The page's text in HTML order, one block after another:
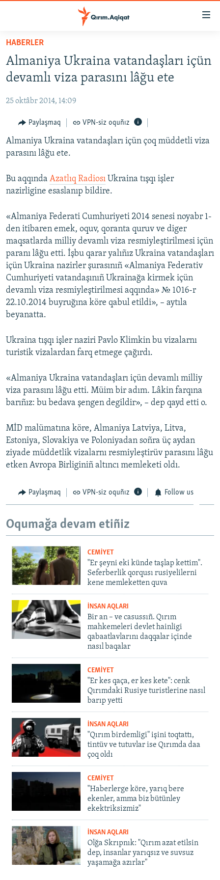
Esas
qaytmaq
Baş
qaytmaq
qaytmaq
HABERLER
SİYASET
CEMİYET
MEDENİYET
İNSAN AQLARI
VİDEO
SÜRET
BLOGLAR
FİKİR
Русский
Українською
QOŞULIÑIZ!
HABERLER
Almaniya Ukraina vatandaşları içün
devamlı viza parasını lâğu ete
25 oktâbr 2014, 14:09
Paylaşmaq VPN-siz oquñız
Almaniya Ukraina vatandaşları içün çoq müddetli viza
parasını lâğu ete.
Bu aqqında Azatlıq Radiosı Ukraina tışqı işler
nazirligine esaslanıp bildire.
«Almaniya Federati Cumhuriyeti 2014 senesi noyabr 1-
den itibaren emek, oquv, qoranta quruv ve diger
maqsatlarda milliy devamlı viza resmiyleştirilmesi içün
paranı lâğu etti. İşbu qarar yalıñız Ukraina vatandaşları
içün Ukraina nazirler şurasınıñ «Almaniya Federativ
Cumhuriyeti vatandaşınıñ Ukrainağa kirmek içün
devamlı viza resmiyleştirilmesi aqqında» № 1016-r
22.10.2014 buyruğına köre qabul etildi», – aytıla
beyanatta.
Ukraina tışqı işler naziri Pavlo Klimkin bu vizalarnı
turistik vizalardan farq etmege çağırdı.
«Almaniya Ukraina vatandaşları içün devamlı milliy
viza parasını lâğu etti. Müim bir adım. Lâkin farqına
barıñız: bu bedava şengen degildir», – dep qayd etti o.
MİD malümatına köre, Almaniya Latviya, Litva,
Estoniya, Slovakiya ve Poloniyadan soñra üç aydan
ziyade müddetlik vizalarnı resmiyleştirüv parasını lâğu
etken Avropa Birliginiñ altıncı memleketi oldı.
Paylaşmaq VPN-siz oquñız Follow us
Oqumağa devam etiñiz
CEMİYET
"Er şeyni eki künde taşlap kettim".
Seferberlik qorqusı rusiyelilerni
kene memleketten quva
İNSAN AQLARI
Bir an – ve casussıñ. Qırım
mahkemeleri devlet hainligi
qabaatlavlarını daqqalar içinde
nasıl baqalar
CEMİYET
"Er kes qaça, er kes kete": cenk
Qırımdaki Rusiye turistlerine nasıl
barıp yetti
İNSAN AQLARI
"Qırım birdemligi" işini toqtattı,
tintüv ve tutuvlar ise Qırımda daa
çoq oldı
CEMİYET
"Haberlerge köre, yarıq bere
ekenler, amma biz bütünley
ekektriksizmiz"
İNSAN AQLARI
Olğa Skrıpnık: "Qırım azat etilsin
dep, insanlar yarıqsız ve suvsuz
yaşamağa azırlar"